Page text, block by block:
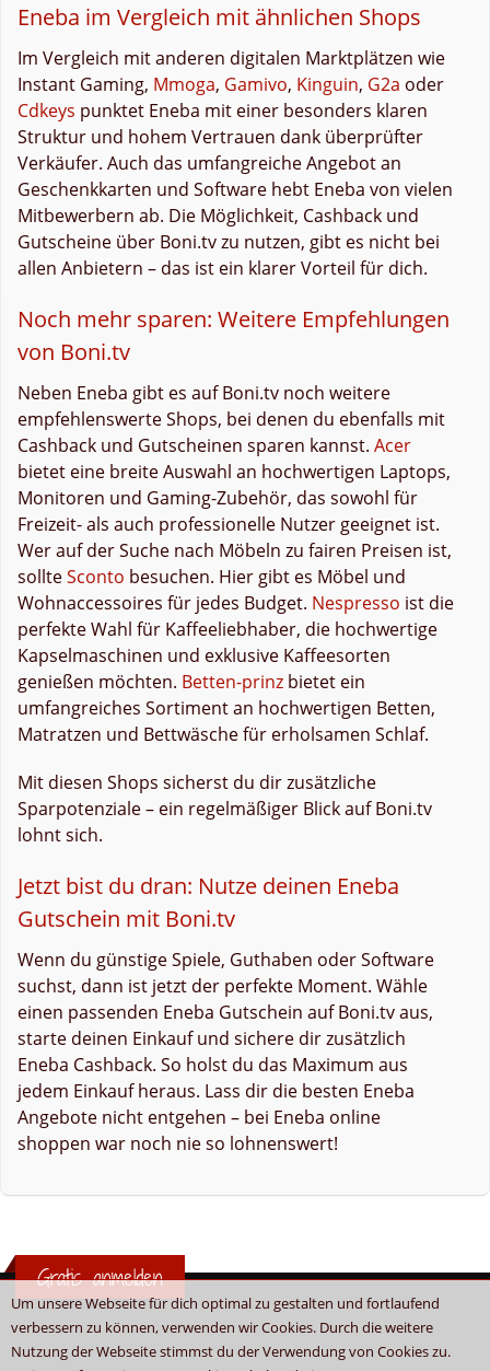
Um unsere Webseite für dich optimal zu gestalten und fortlaufend
verbessern zu können, verwenden wir Cookies. Durch die weitere
Nutzung der Webseite stimmst du der Verwendung von Cookies zu.
Eneba im Vergleich mit ähnlichen Shops
Im Vergleich mit anderen digitalen Marktplätzen wie
Instant Gaming, Mmoga, Gamivo, Kinguin, G2a oder
Cdkeys punktet Eneba mit einer besonders klaren
Struktur und hohem Vertrauen dank überprüfter
Verkäufer. Auch das umfangreiche Angebot an
Geschenkkarten und Software hebt Eneba von vielen
Mitbewerbern ab. Die Möglichkeit, Cashback und
Gutscheine über Boni.tv zu nutzen, gibt es nicht bei
allen Anbietern – das ist ein klarer Vorteil für dich.
Noch mehr sparen: Weitere Empfehlungen
von Boni.tv
Neben Eneba gibt es auf Boni.tv noch weitere
empfehlenswerte Shops, bei denen du ebenfalls mit
Cashback und Gutscheinen sparen kannst. Acer
bietet eine breite Auswahl an hochwertigen Laptops,
Monitoren und Gaming-Zubehör, das sowohl für
Freizeit- als auch professionelle Nutzer geeignet ist.
Wer auf der Suche nach Möbeln zu fairen Preisen ist,
sollteSconto besuchen. Hier gibt es Möbel und
Wohnaccessoires für jedes Budget. Nespresso ist die
perfekte Wahl für Kaffeeliebhaber, die hochwertige
Kapselmaschinen und exklusive Kaffeesorten
genießen möchten. Betten-prinz bietet ein
umfangreiches Sortiment an hochwertigen Betten,
Matratzen und Bettwäsche für erholsamen Schlaf.
Mit diesen Shops sicherst du dir zusätzliche
Sparpotenziale – ein regelmäßiger Blick auf Boni.tv
lohnt sich.
Jetzt bist du dran: Nutze deinen Eneba
Gutschein mit Boni.tv
Wenn du günstige Spiele, Guthaben oder Software
suchst, dann ist jetzt der perfekte Moment. Wähle
einen passenden Eneba Gutschein auf Boni.tv aus,
starte deinen Einkauf und sichere dir zusätzlich
Eneba Cashback. So holst du das Maximum aus
jedem Einkauf heraus. Lass dir die besten Eneba
Angebote nicht entgehen – bei Eneba online
shoppen war noch nie so lohnenswert!
Gratis anmelden